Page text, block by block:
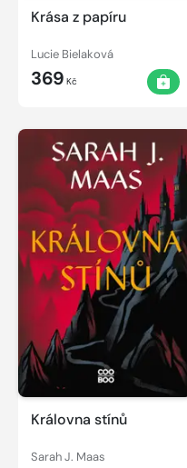
Krása z papíru
Lucie Bielaková
369 Kč
Královna stínů
Sarah J. Maas